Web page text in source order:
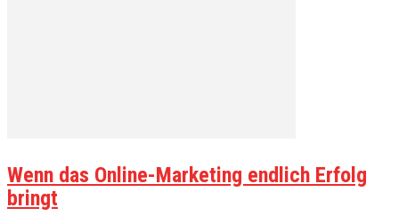
Wenn das Online-Marketing endlich Erfolg
bringt